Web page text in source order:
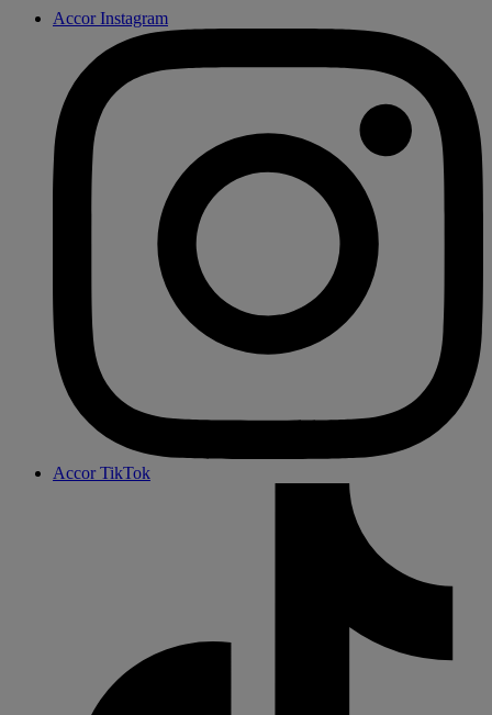
Accor Instagram
Accor TikTok